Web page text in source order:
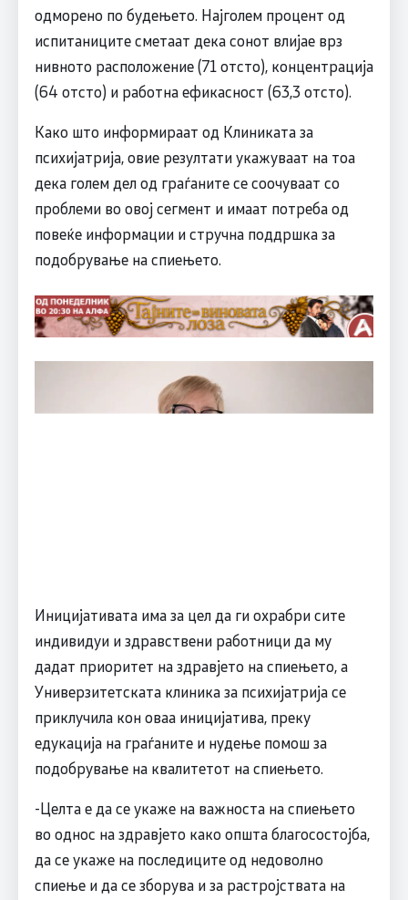
одморено по будењето. Најголем процент од
испитаниците сметаат дека сонот влијае врз
нивното расположение (71 отсто), концентрација
(64 отсто) и работна ефикасност (63,3 отсто).
Како што информираат од Клиниката за
психијатрија, овие резултати укажуваат на тоа
дека голем дел од граѓаните се соочуваат со
проблеми во овој сегмент и имаат потреба од
повеќе информации и стручна поддршка за
подобрување на спиењето.
Иницијативата има за цел да ги охрабри сите
индивидуи и здравствени работници да му
дадат приоритет на здравјето на спиењето, а
Универзитетската клиника за психијатрија се
приклучила кон оваа иницијатива, преку
едукација на граѓаните и нудење помош за
подобрување на квалитетот на спиењето.
-Целта е да се укаже на важноста на спиењето
во однос на здравјето како општа благосостојба,
да се укаже на последиците од недоволно
спиење и да се зборува и за растројствата на